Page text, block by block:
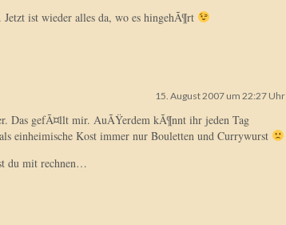
ist wieder alles da, wo es hingehÃ¶rt
15. August 2007 um 22:27 Uhr
Das gefÃ¤llt mir. AuÃŸerdem kÃ¶nnt ihr jeden Tag
einheimische Kost immer nur Bouletten und Currywurst
du mit rechnen…